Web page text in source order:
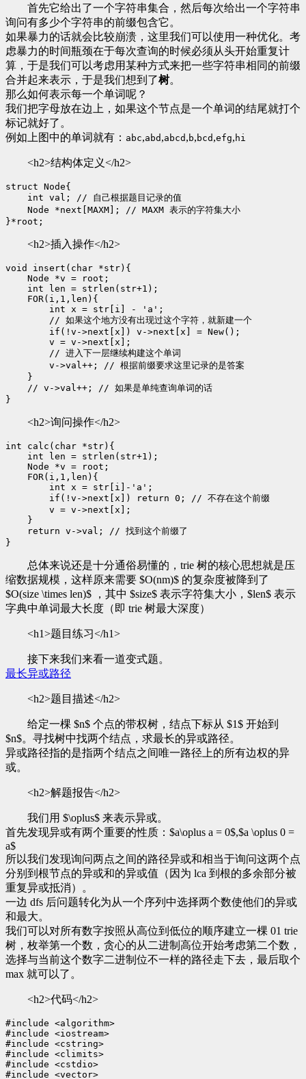
首先它给出了一个字符串集合，然后每次给出一个字符串
询问有多少个字符串的前缀包含它。
如果暴力的话就会比较崩溃，这里我们可以使用一种优化。考
虑暴力的时间瓶颈在于每次查询的时候必须从头开始重复计
算，于是我们可以考虑用某种方式来把一些字符串相同的前缀
合并起来表示，于是我们想到了树。
那么如何表示每一个单词呢？
我们把字母放在边上，如果这个节点是一个单词的结尾就打个
标记就好了。
例如上图中的单词就有： abc,abd ,abcd , b, bcd ,efg, hi
<h2>结构体定义</h2>
struct Node{
    int val; // 自己根据题目记录的值
    Node *next[MAXM]; // MAXM 表示的字符集大小
<h2>插入操作</h2>
void insert(char *str){
    Node *v = root;
    int len = strlen(str+1);
    FOR(i,1,len){
        int x = str[i] - 'a';
        // 如果这个地方没有出现过这个字符，就新建一个
        if(!v->next[x]) v->next[x] = New();
        v = v->next[x];
        // 进入下一层继续构建这个单词
        v->val++; // 根据前缀要求这里记录的是答案
    }
    // v->val++; // 如果是单纯查询单词的话
<h2>询问操作</h2>
int calc(char *str){
    int len = strlen(str+1);
    Node *v = root;
    FOR(i,1,len){
        int x = str[i]-'a';
        if(!v->next[x]) return 0; // 不存在这个前缀
        v = v->next[x];
    }
    return v->val; // 找到这个前缀了
总体来说还是十分通俗易懂的，trie 树的核心思想就是压
缩数据规模，这样原来需要 $O(nm)$ 的复杂度被降到了
$O(size \times len)$ ，其中 $size$ 表示字符集大小，$len$ 表示
字典中单词最大长度（即 trie 树最大深度）
<h1>题目练习</h1>
接下来我们来看一道变式题。
最长异或路径
<h2>题目描述</h2>
给定一棵 $n$ 个点的带权树，结点下标从 $1$ 开始到
$n$。寻找树中找两个结点，求最长的异或路径。
异或路径指的是指两个结点之间唯一路径上的所有边权的异
或。
<h2>解题报告</h2>
我们用 $\oplus$ 来表示异或。
首先发现异或有两个重要的性质：$a\oplus a = 0$,$a \oplus 0 =
a$
所以我们发现询问两点之间的路径异或和相当于询问这两个点
分别到根节点的异或和的异或值（因为 lca 到根的多余部分被
重复异或抵消）。
一边 dfs 后问题转化为从一个序列中选择两个数使他们的异或
和最大。
我们可以对所有数字按照从高位到低位的顺序建立一棵 01 trie
树，枚举第一个数，贪心的从二进制高位开始考虑第二个数，
选择与当前这个数字二进制位不一样的路径走下去，最后取个
max 就可以了。
<h2>代码</h2>
#include <algorithm>
#include <iostream>
#include <cstring>
#include <climits>
#include <cstdio>
#include <vector>